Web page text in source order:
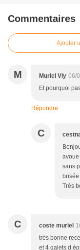
Commentaires
Ajouter
M Muriel Vly 06/
Et pourquoi
Répondre
C
sans
Très
C coste muriel
très bonne
et 4 galets d